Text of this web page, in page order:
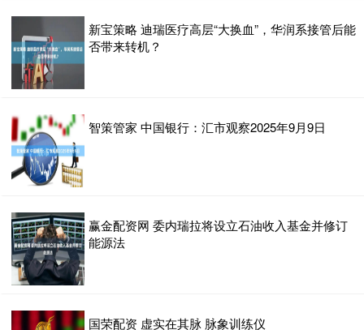
新宝策略 迪瑞医疗高层“大换血”，华润系接管后能
否带来转机？
智策管家 中国银行：汇市观察2025年9月9日
赢金配资网 委内瑞拉将设立石油收入基金并修订
能源法
国荣配资 虚实在其脉 脉象训练仪